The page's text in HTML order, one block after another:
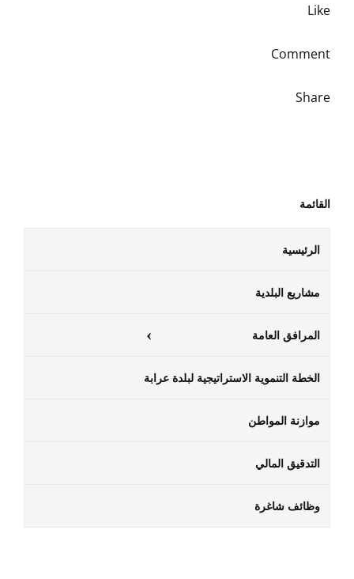
القائمة
الرئيسية
مشاريع البلدية
المرافق العامة
الخطة التنموية الاستراتيجية لبلدة عرابة
موازنة المواطن
التدقيق المالي
وظائف شاغرة
Like
Comment
Share